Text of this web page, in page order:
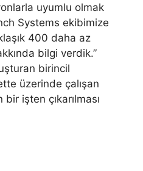
uyumlu olmak
Systems ekibimize
400 daha az
bilgi verdik.”
birincil
üzerinde çalışan
bir işten çıkarılması